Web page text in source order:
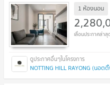
1 ห้องนอน
NOTTING HILL RAYONG (นอต